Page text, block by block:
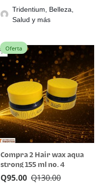
Tridentium, Belleza,
Salud y más
Oferta
Compra 2 Hair wax aqua
strong 155 ml no. 4
Q130.00
Q95.00